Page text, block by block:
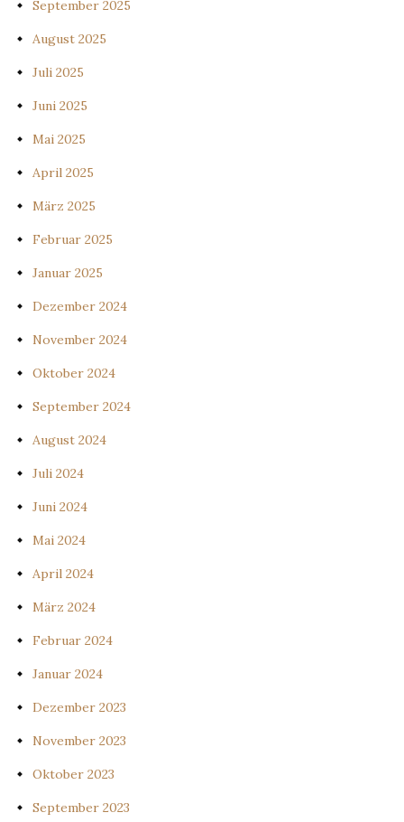
September 2025
August 2025
Juli 2025
Juni 2025
Mai 2025
April 2025
März 2025
Februar 2025
Januar 2025
Dezember 2024
November 2024
Oktober 2024
September 2024
August 2024
Juli 2024
Juni 2024
Mai 2024
April 2024
März 2024
Februar 2024
Januar 2024
Dezember 2023
November 2023
Oktober 2023
September 2023